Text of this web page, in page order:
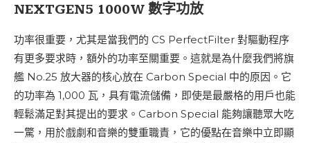
NEXTGEN5 1000W 數字功放
功率很重要，尤其是當我們的 CS PerfectFilter 對驅動程序
有更多要求時，額外的功率至關重要。這就是為什麼我們將旗
艦 No.25 放大器的核心放在 Carbon Special 中的原因。它
的功率為 1,000 瓦，具有電流儲備，即使是最嚴格的用戶也能
輕鬆滿足對其提出的要求。Carbon Special 能夠讓聽眾大吃
一驚，用於戲劇和​​音樂的雙重職責，它的優點在音樂中立即顯